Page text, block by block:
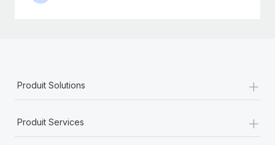
Produit Solutions +
Produit Services +